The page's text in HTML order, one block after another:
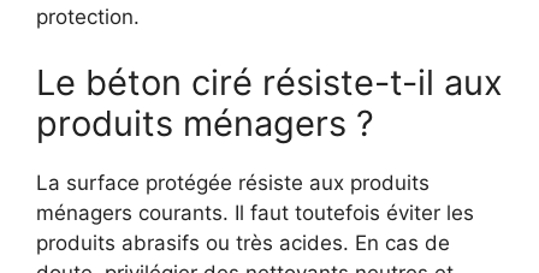
protection.
Le béton ciré résiste-t-il aux
produits ménagers ?
La surface protégée résiste aux produits
ménagers courants. Il faut toutefois éviter les
produits abrasifs ou très acides. En cas de